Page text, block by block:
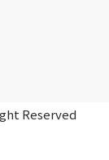
Reserved